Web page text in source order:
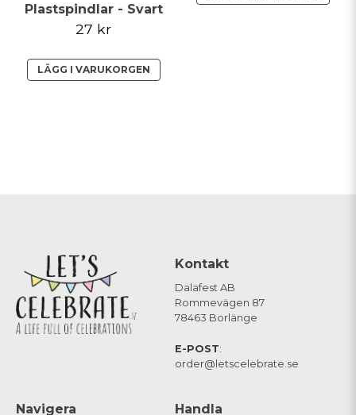
Plastspindlar - Svart
27 kr
LÄGG I VARUKORGEN
Kontakt
Dalafest AB
Rommevägen 87
78463 Borlänge
E-POST:
order@letscelebrate.se
Navigera Handla